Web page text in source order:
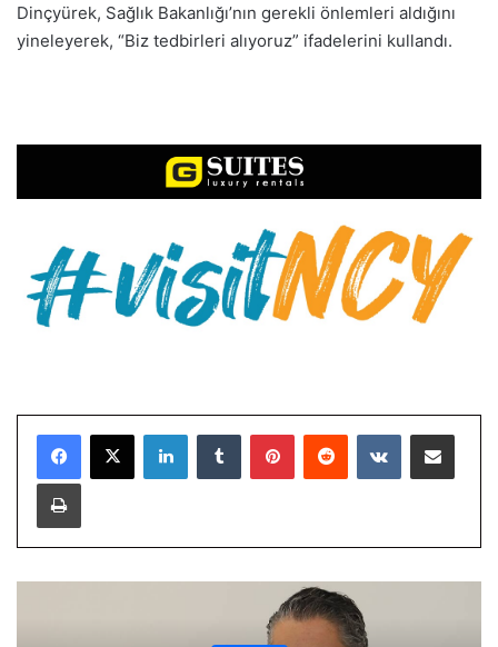
Dinçyürek, Sağlık Bakanlığı’nın gerekli önlemleri aldığını
yineleyerek, “Biz tedbirleri alıyoruz” ifadelerini kullandı.
LinkedInTumblr PinterestReddit VKontakteE-Posta ile paylaş
Yazdır